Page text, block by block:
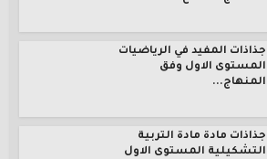
جذاذات المفيد في الرياضيات
المستوى الاول وفق
المنهاج...
جذاذات مادة مادة التربية
التشكيلية المستوى الاول